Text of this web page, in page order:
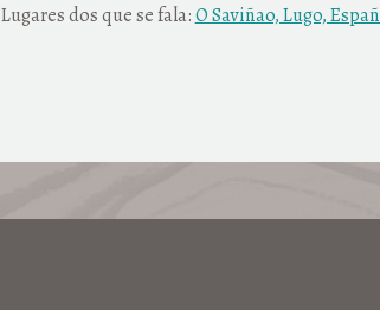
Lugares dos que se fala:O Saviñao, Lugo,